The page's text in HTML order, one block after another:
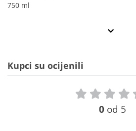
750 ml
Kupci su ocijenili
0 od 5